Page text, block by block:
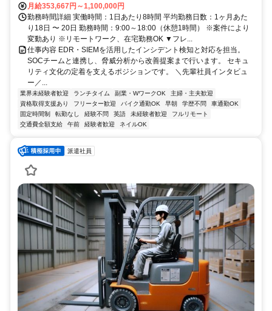
月給353,667円～1,100,000円
勤務時間詳細 実働時間：1日あたり8時間 平均勤務日数：1ヶ月あた
り18日 〜 20日 勤務時間：9:00～18:00（休憩1時間） ※案件により
変動あり ※リモートワーク、在宅勤務OK ▼フレ...
仕事内容 EDR・SIEMを活用したインシデント検知と対応を担当。
SOCチームと連携し、脅威分析から改善提案まで行います。 セキュ
リティ文化の定着を支えるポジションです。 ＼先輩社員インタビュ
ー／...
業界未経験者歓迎 ランチタイム 副業・WワークOK
主婦・主夫歓迎
資格取得支援あり
フリーター歓迎 バイク通勤OK 早朝 学歴不問
車通勤OK
固定時間制
転勤なし 経験不問 英語 未経験者歓迎
フルリモート
交通費全額支給
午前 経験者歓迎 ネイルOK
派遣社員